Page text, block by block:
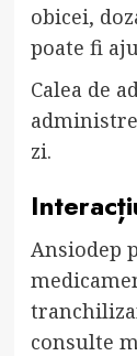
obicei,
poate fi
Calea de
zi.
Ansiodep
consulte